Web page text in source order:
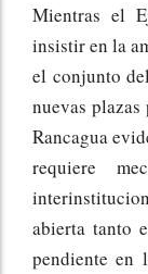
Mientras el
insistir en la
el conjunto
nuevas plazas
Rancagua
requiere
abierta tanto
pendiente en